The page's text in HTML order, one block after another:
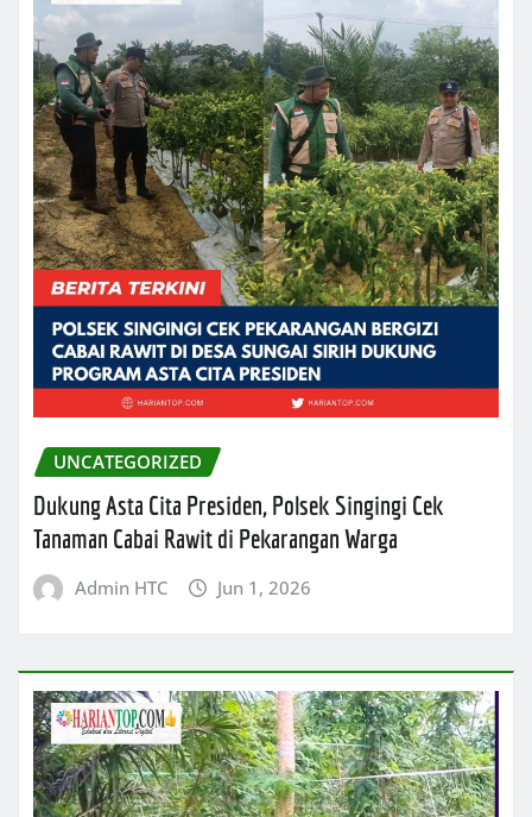
UNCATEGORIZED
Dukung Asta Cita Presiden, Polsek Singingi Cek
Tanaman Cabai Rawit di Pekarangan Warga
Admin HTC Jun 1, 2026